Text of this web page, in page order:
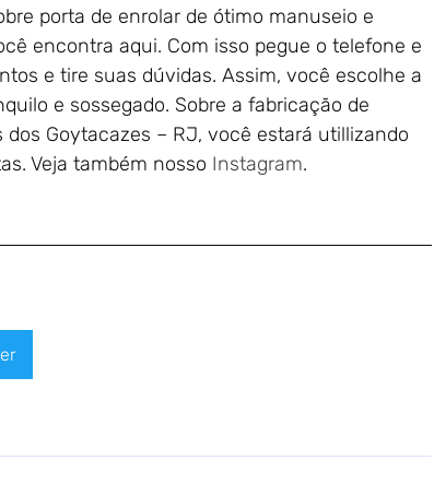
porta de enrolar de ótimo manuseio e
encontra aqui. Com isso pegue o telefone e
e tire suas dúvidas. Assim, você escolhe a
e sossegado. Sobre a fabricação de
Goytacazes – RJ, você estará utillizando
Veja também nosso Instagram.